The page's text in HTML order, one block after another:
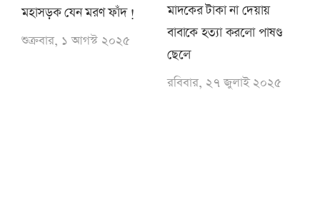
মহাসড়ক যেন মরণ ফাঁদ !
শুক্রবার, ১ আগস্ট ২০২৫
মাদকের টাকা না দেয়ায়
বাবাকে হত্যা করলো পাষণ্ড
ছেলে
রবিবার, ২৭ জুলাই ২০২৫